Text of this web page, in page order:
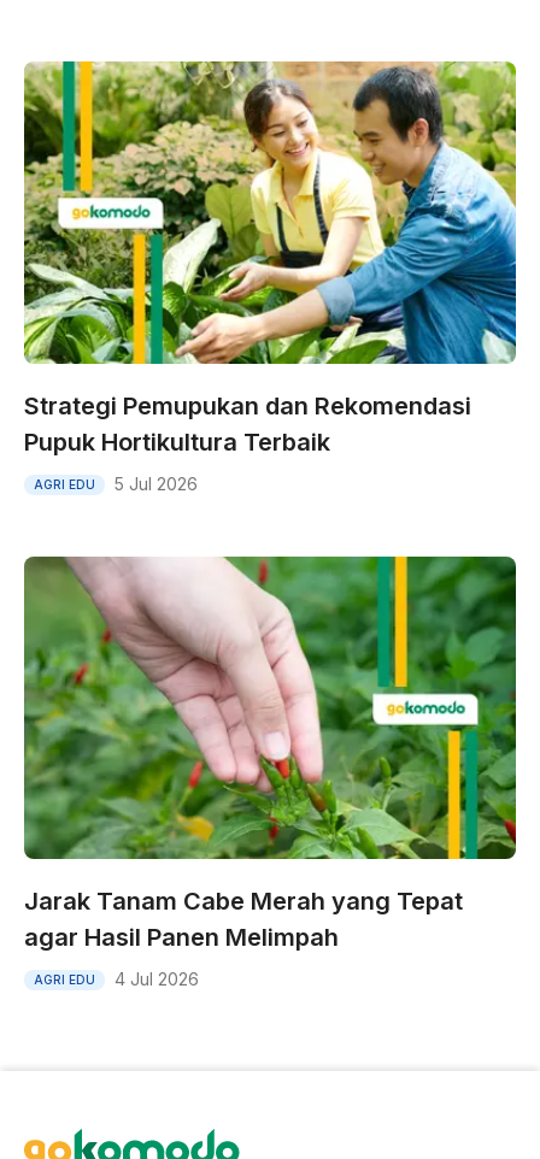
Strategi Pemupukan dan Rekomendasi
Pupuk Hortikultura Terbaik
AGRI EDU 5 Jul 2026
Jarak Tanam Cabe Merah yang Tepat
agar Hasil Panen Melimpah
AGRI EDU 4 Jul 2026